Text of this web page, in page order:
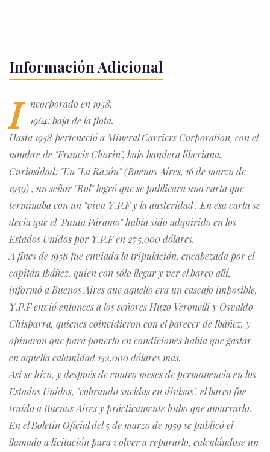
Información Adicional
I
ncorporado en 1958.
1964: baja de la flota.
Hasta 1958 perteneció a Mineral Carriers Corporation, con el
nombre de "Francis Chorin", bajo bandera liberiana.
Curiosidad: "En "La Razón" (Buenos Aires, 16 de marzo de
1959) , un señor "Rol" logró que se publicara una carta que
terminaba con un "viva Y.P.F y la austeridad". En esa carta se
decía que el "Punta Páramo" había sido adquirido en los
Estados Unidos por Y.P.F en 275,000 dólares.
A fines de 1958 fue enviada la tripulación, encabezada por el
capitán Ibáñez, quien con sólo llegar y ver el barco allí,
informó a Buenos Aires que aquello era un cascajo imposible.
Y.P.F envió entonces a los señores Hugo Veronelli y Osvaldo
Chisparra, quienes coincidieron con el parecer de Ibáñez, y
opinaron que para ponerlo en condiciones había que gastar
en aquella calamidad 152,000 dólares más.
Así se hizo, y después de cuatro meses de permanencia en los
Estados Unidos, "cobrando sueldos en divisas", el barco fue
traído a Buenos Aires y prácticamente hubo que amarrarlo.
En el Boletín Oficial del 5 de marzo de 1959 se publicó el
llamado a licitación para volver a repararlo, calculándose un